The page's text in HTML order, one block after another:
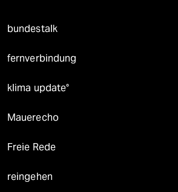
bundestalk
fernverbindung
klima update°
Mauerecho
Freie Rede
reingehen